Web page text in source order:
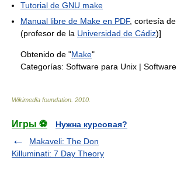
Tutorial de GNU make
Manual libre de Make en PDF, cortesía
(profesor de la Universidad de Cádiz)]
Obtenido de "Make"
Categorías: Software para Unix |
Wikimedia foundation 2010
Игры ⚽
Нужна курсовая?
Makaveli: The Don
Killuminati: 7 Day Theory